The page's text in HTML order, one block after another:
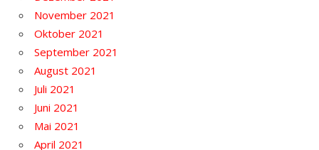
November 2021
Oktober 2021
September 2021
August 2021
Juli 2021
Juni 2021
Mai 2021
April 2021